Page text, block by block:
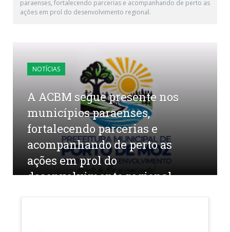
paraenses, fortalecendo parcerias e acompanhando de perto as
ações em prol do desenvolvimento regional.
NOTÍCIAS
A ACBM segue presente nos
municípios paraenses,
fortalecendo parcerias e
acompanhando de perto as
ações em prol do
desenvolvimento regional.
por CR2-ADMIN20 em 7 DE AGOSTO DE 2025
0